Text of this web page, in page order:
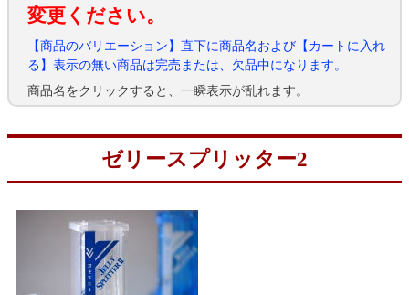
変更ください。
【商品のバリエーション】直下に商品名および【カートに入れ
る】表示の無い商品は完売または、欠品中になります。
商品名をクリックすると、一瞬表示が乱れます。
ゼリースプリッター2